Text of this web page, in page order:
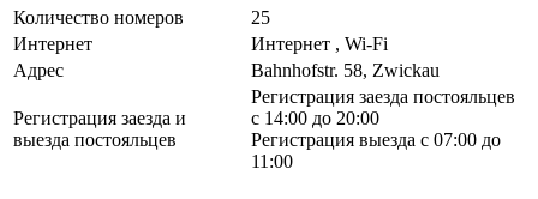
Количество номеров
25
Интернет
Интернет , Wi-Fi
Адрес
Bahnhofstr. 58, Zwickau
Регистрация заезда и
выезда постояльцев
Регистрация заезда постояльцев
с 14:00 до 20:00
Регистрация выезда с 07:00 до
11:00